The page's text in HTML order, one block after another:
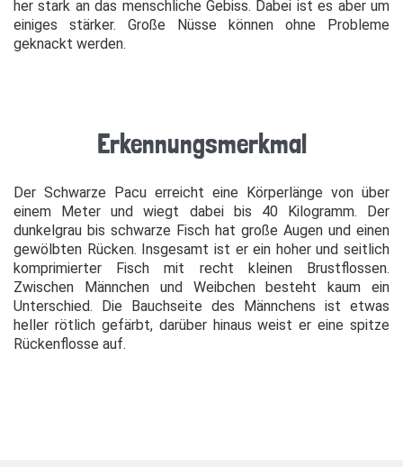
her stark an das menschliche Gebiss. Dabei ist es aber um
einiges stärker. Große Nüsse können ohne Probleme
geknackt werden.
Erkennungsmerkmal
Der Schwarze Pacu erreicht eine Körperlänge von über
einem Meter und wiegt dabei bis 40 Kilogramm. Der
dunkelgrau bis schwarze Fisch hat große Augen und einen
gewölbten Rücken. Insgesamt ist er ein hoher und seitlich
komprimierter Fisch mit recht kleinen Brustflossen.
Zwischen Männchen und Weibchen besteht kaum ein
Unterschied. Die Bauchseite des Männchens ist etwas
heller rötlich gefärbt, darüber hinaus weist er eine spitze
Rückenflosse auf.